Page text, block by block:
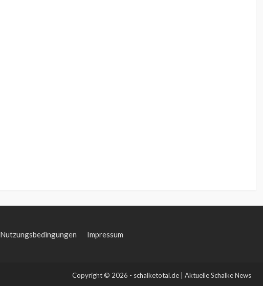
Nutzungsbedingungen Impressum
Copyright © 2026 - schalketotal.de | Aktuelle Schalke News